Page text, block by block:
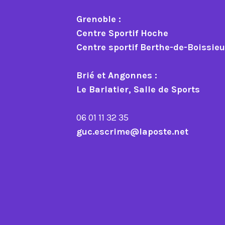
Grenoble :
Centre Sportif Hoche
Centre sportif Berthe-de-
Brié et Angonnes :
Le Barlatier, Salle de Sports
06 01 11 32 35
guc.escrime@laposte.net